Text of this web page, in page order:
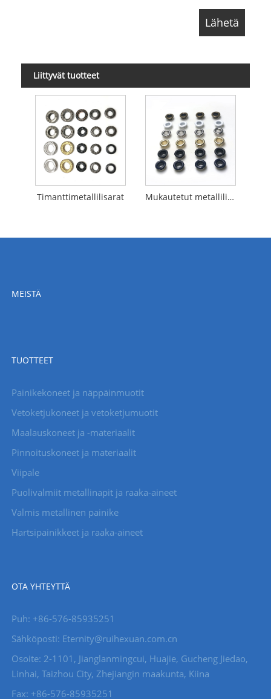
Liittyvät tuotteet
Timanttimetallilisarat Mukautetut metallilisarat
MEISTÄ
TUOTTEET
Painikekoneet ja näppäinmuotit
Vetoketjukoneet ja vetoketjumuotit
Maalauskoneet ja -materiaalit
Pinnoituskoneet ja materiaalit
Viipale
Puolivalmiit metallinapit ja raaka-aineet
Valmis metallinen painike
Hartsipainikkeet ja raaka-aineet
OTA YHTEYTTÄ
Puh: +86-576-85935251
Sähköposti: Eternity@ruihexuan.com.cn
Osoite: 2-1101, Jianglanmingcui, Huajie, Gucheng Jiedao,
Linhai, Taizhou City, Zhejiangin maakunta, Kiina
Fax: +86-576-85935251